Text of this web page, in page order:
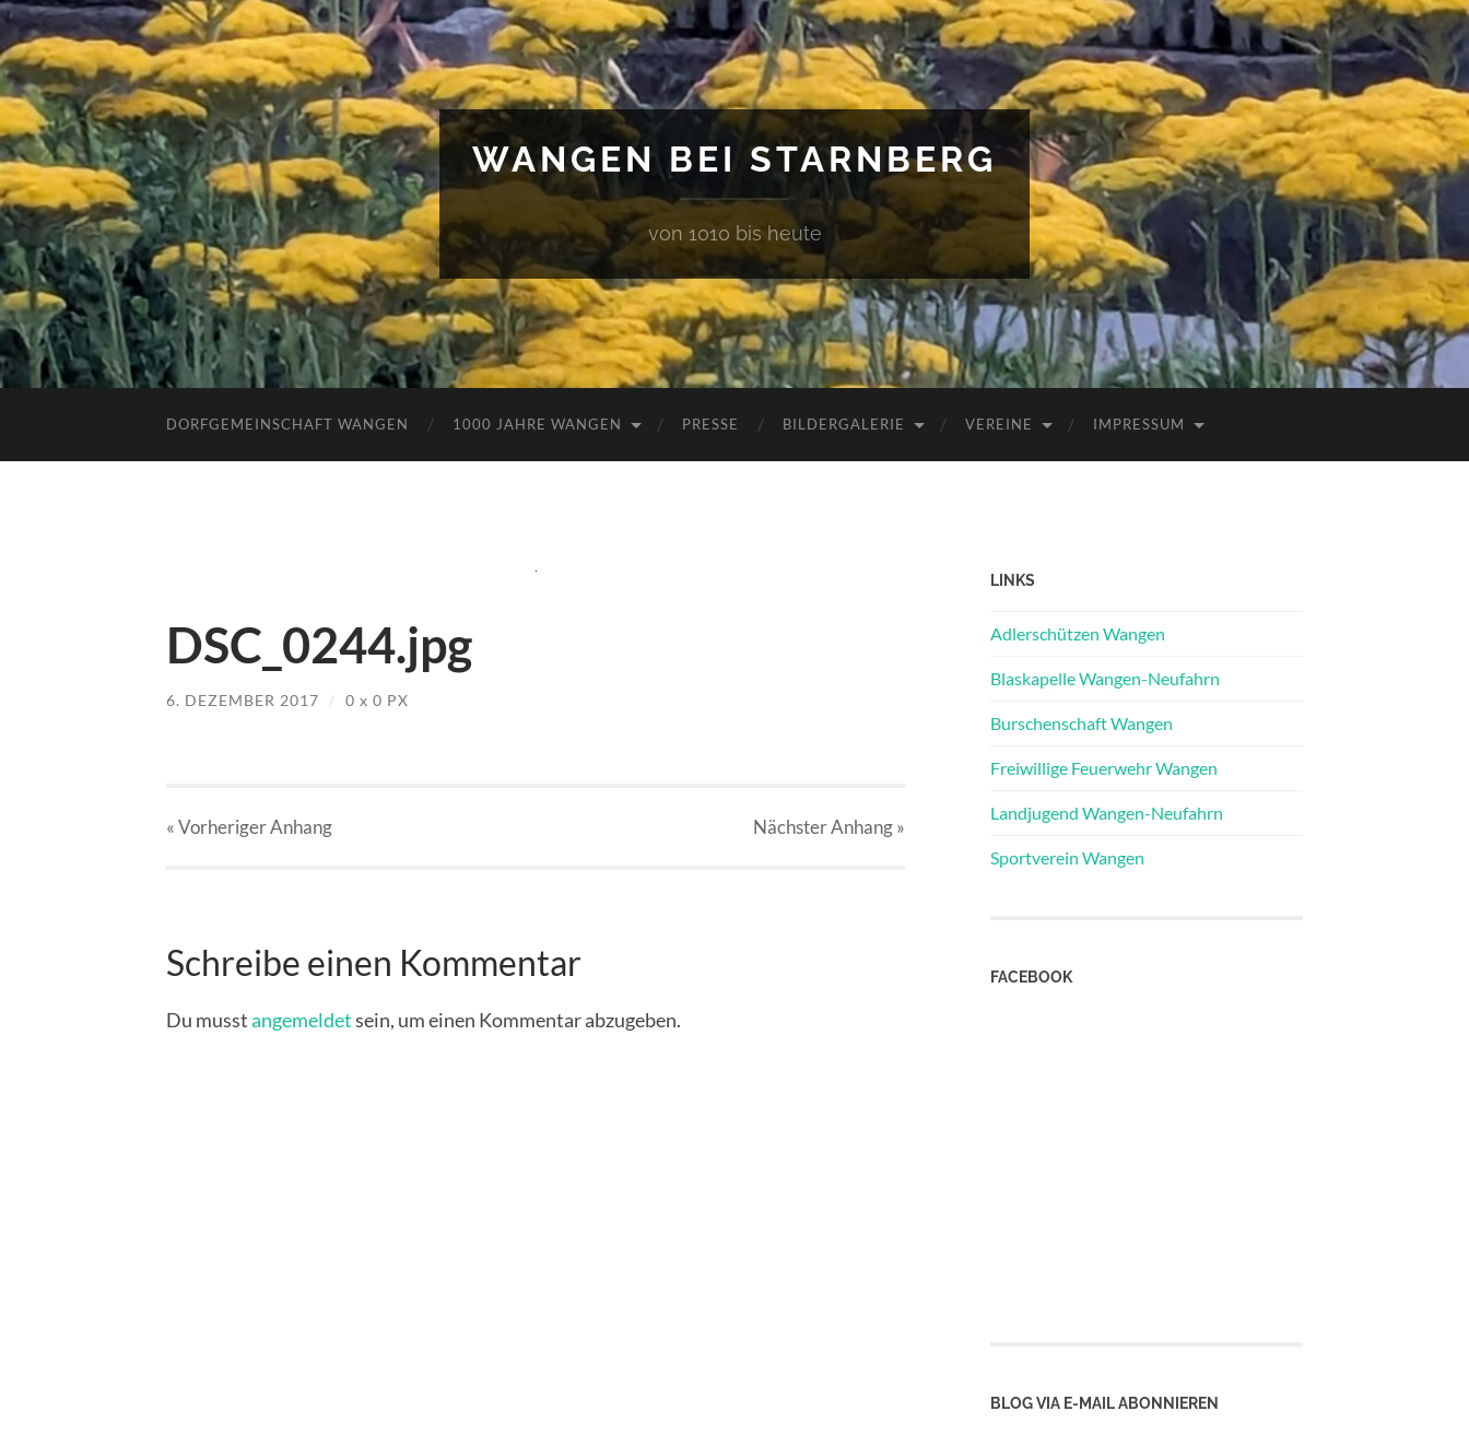
WANGEN BEI STARNBERG
von 1010 bis heute
DORFGEMEINSCHAFT WANGEN 1000 JAHRE WANGEN PRESSE BILDERGALERIE VEREINE IMPRESSUM
DSC_0244.jpg
6. DEZEMBER 2017 / 0 x 0 PX
« VorherigerAnhang NächsterAnhang»
Schreibe einen Kommentar
Du musstangemeldetsein, um einen Kommentar abzugeben.
LINKS
Adlerschützen Wangen
Blaskapelle Wangen-Neufahrn
Burschenschaft Wangen
Freiwillige Feuerwehr Wangen
Landjugend Wangen-Neufahrn
Sportverein Wangen
FACEBOOK
BLOG VIA E-MAIL ABONNIEREN